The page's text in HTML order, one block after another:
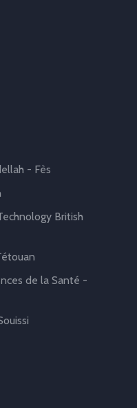
- Fès
British
de la Santé -